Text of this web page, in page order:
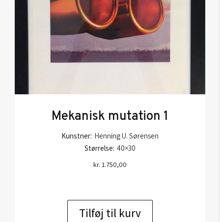
Mekanisk mutation 1
Kunstner: Henning U. Sørensen
Størrelse: 40×30
kr. 1.750,00
Tilføj til kurv